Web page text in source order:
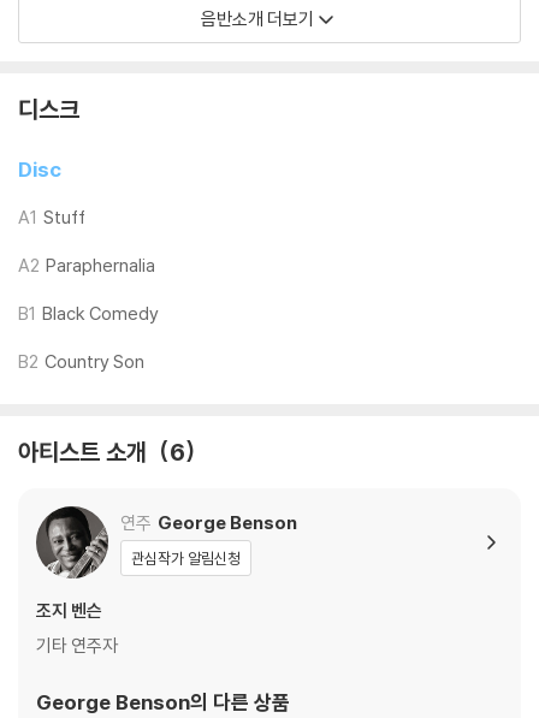
1) 제작/배송 과정에 따라 경미한 재킷 주름, 모서리 눌림, 갈라짐이 발생
할 수 있으며 속지(이너 슬리브)는 디스크와의 접촉으로 인해 갈라질 수
외관상 불량 확인되는 상품을 개봉 시엔 반품/교환 처리 불가합니다.
2) 디스크 라벨은 공정상 매끄럽게 부착되지 않을 수도 있으며 겉포장 비
닐은 품질보증대상이 아닙니다.
4) 디지털 다운로드 코드는 본사에서 공지 없이 증정 종료될 수 있습니다.
※ 재생 불량
1) 침압 조절 기능이 없는 턴테이블을 사용하시는 경우, (주로 올인원 형태
모델) 다이내믹 사운드의 편차가 큰 트랙을 재생할 때 이상 현상이 발생할
수 있습니다.
2) 디스크는 정전기와 먼지로 인해 재생이 원활하지 않은 경우가 있습니
3) 바늘에 먼지가 쌓이는 경우에도 재생이 원활하지 않을 수 있습니다.
※ 디스크 외관 불량
렁거리거나 휘어지는 경우가 있습니다.
재생이 불안정한 경우 스태빌라이저를 사용하시면 좀 더 안정적인 재생이
2) 재생 음역의 왜곡을 최소화 하고 반복 재생시에도 최대한 일관되게 유
음반소개 더보기
디스크
Disc
A1 Stuff
A2 Paraphernalia
B1 Black Comedy
B2 Country Son
아티스트 소개 6
연주 George Benson
관심작가 알림신청
조지 벤슨
기타 연주자
George Benson의 다른 상품